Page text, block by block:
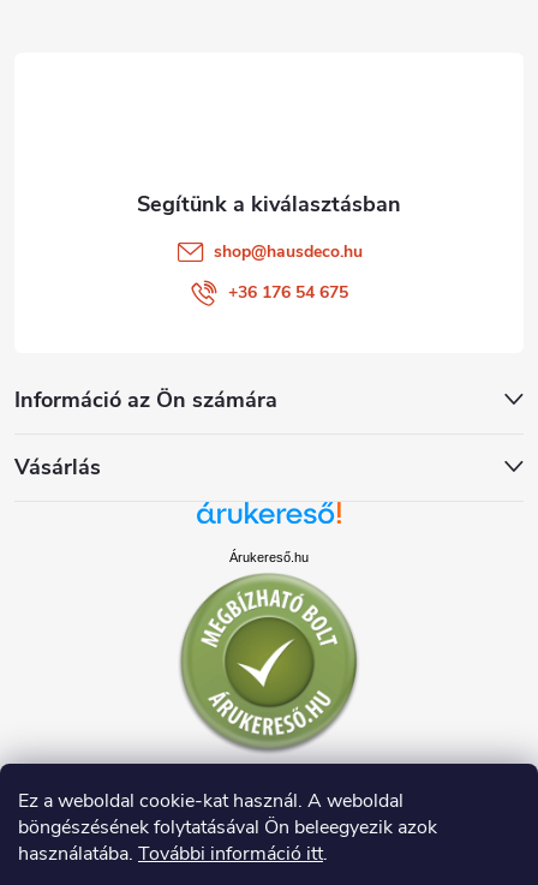
Ez a weboldal cookie-kat használ. A weboldal
böngészésének folytatásával Ön beleegyezik azok
használatába. További információ itt.
Információ az Ön számára
Vásárlás
shop@hausdeco.hu
+36 176 54 675
Árukereső.hu